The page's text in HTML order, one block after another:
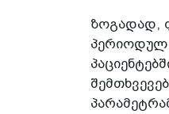
ზოგადად,
პერიოდულ